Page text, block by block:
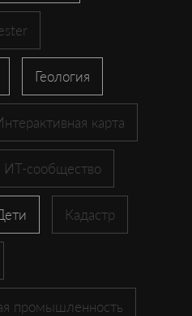
Геология
карта
ИТ-сообщество
Кадастр
промышленность